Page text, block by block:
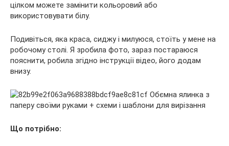
цілком можете замінити кольоровий або
використовувати білу.
Подивіться, яка краса, сиджу і милуюся, стоїть у мене на
робочому столі. Я зробила фото, зараз постараюся
пояснити, робила згідно інструкції відео, його додам
внизу.
Що потрібно: